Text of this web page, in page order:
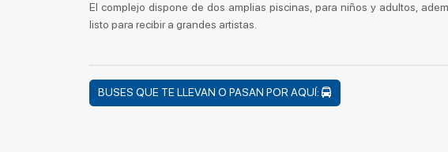
El complejo dispone de dos amplias piscinas, para niños y adultos,
listo para recibir a grandes artistas.
BUSES QUE TE LLEVAN O PASAN POR AQUÍ: